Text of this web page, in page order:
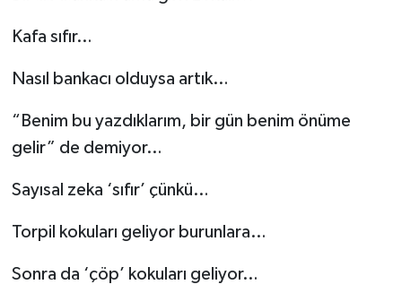
Kafa sıfır…
Nasıl bankacı olduysa artık…
“Benim bu yazdıklarım, bir gün benim önüme
gelir” de demiyor…
Sayısal zeka ‘sıfır’ çünkü…
Torpil kokuları geliyor burunlara…
Sonra da ‘çöp’ kokuları geliyor…
Kilimli
Kültür - Sanat
Politika
Resmi İlan
Röportaj